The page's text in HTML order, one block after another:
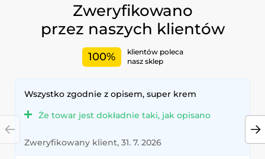
Zweryfikowano
przez naszych klientów
100%
klientów poleca
nasz sklep
Wszystko zgodnie z opisem, super krem
Że towar jest dokładnie taki, jak opisano
Zweryfikowany klient, 31. 7. 2026